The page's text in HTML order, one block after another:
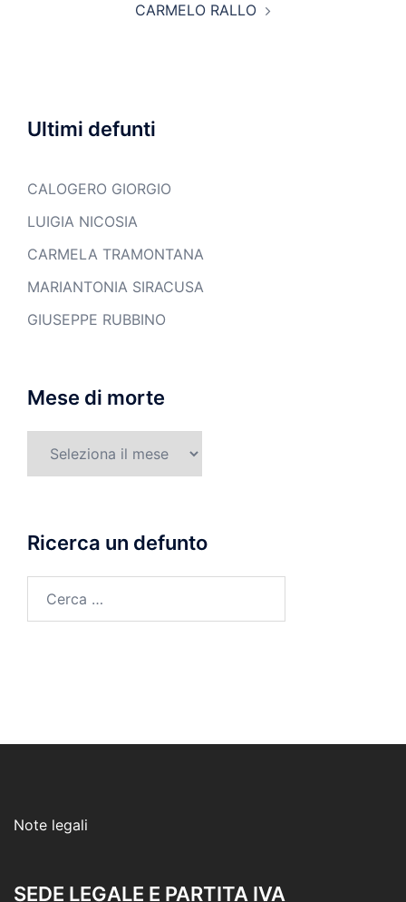
CARMELO RALLO
Ultimi defunti
CALOGERO GIORGIO
LUIGIA NICOSIA
CARMELA TRAMONTANA
MARIANTONIA SIRACUSA
GIUSEPPE RUBBINO
Mese di morte
Ricerca un defunto
Note legali
SEDE LEGALE E PARTITA IVA